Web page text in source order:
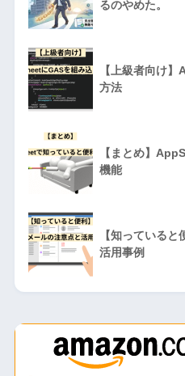
るのやめた。
【上級者向け
方法
【まとめ】
機能
【知っている
活用事例